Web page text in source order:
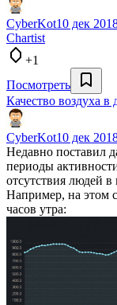
CyberKot10 дек
Chartist
+1
Посмотреть
Качество воздуха в
CyberKot10 дек
Недавно поставил
периоды
отсутствия людей в
Например, на этом
часов утра: